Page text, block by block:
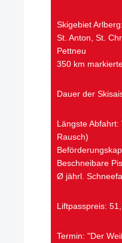
Skigebiet Arlberg:
St. Anton, St.
Pettneu
350 km
Dauer der
Längste
Rausch)
Beschneibare
Ø jährl.
Liftpasspreis:
Termin: "Der